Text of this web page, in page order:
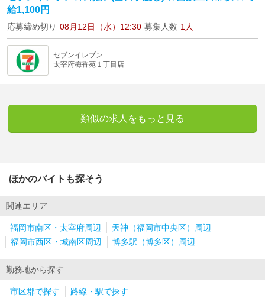
給1,100円
応募締め切り 08月12日（水）12:30 募集人数 1人
セブンイレブン
太宰府梅香苑１丁目店
類似の求人をもっと見る
ほかのバイトも探そう
関連エリア
福岡市南区・太宰府周辺
天神（福岡市中央区）周辺
福岡市西区・城南区周辺
博多駅（博多区）周辺
勤務地から探す
市区郡で探す 路線・駅で探す